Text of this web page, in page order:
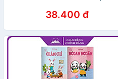
38.400 đ